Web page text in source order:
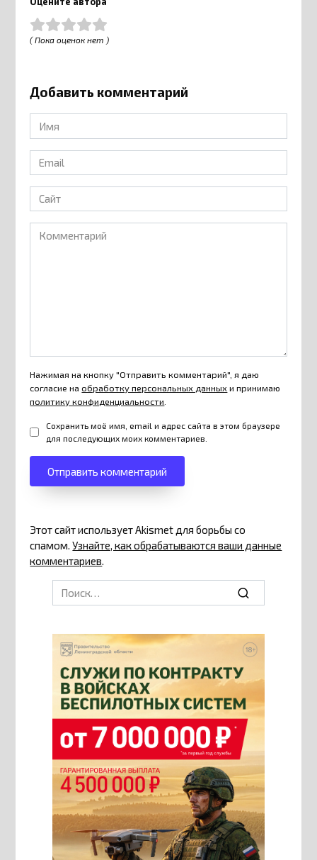
( Пока оценок нет )
Добавить комментарий
Имя
*
Email
*
Сайт
Комментарий
Нажимая на кнопку "Отправить комментарий", я даю
согласие наобработку персональных данныхи принимаю
политику конфиденциальности.
Сохранить моё имя, email и адрес сайта в этом браузере
для последующих моих комментариев.
Этот сайт использует Akismet для борьбы со
спамом.Узнайте, как обрабатываются ваши данные
комментариев.
Search
for: